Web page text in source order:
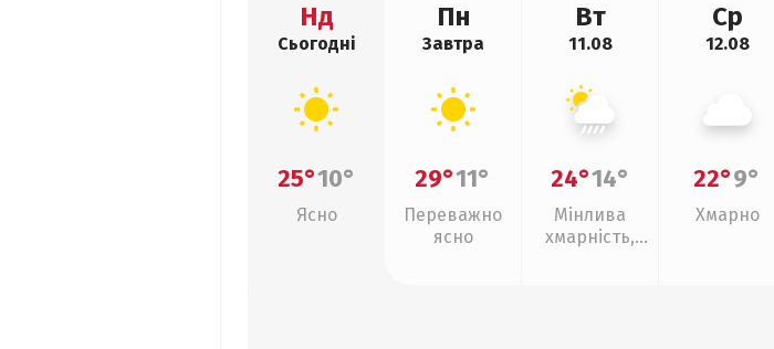
Нд
Сьогодні
25°10°
Ясно
Пн
Завтра
29°11°
Переважно
ясно
Вт
11.08
24°14°
Мінлива
хмарність,
Ср
12.08
22°9°
Хмарно